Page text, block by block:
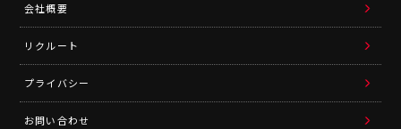
会社概要
リクルート
プライバシー
お問い合わせ